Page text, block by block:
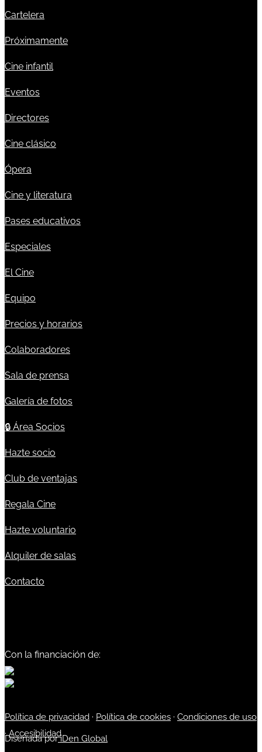
Cartelera
Próximamente
Cine infantil
Eventos
Directores
Cine clásico
Ópera
Cine y literatura
Pases educativos
Especiales
El Cine
Equipo
Precios y horarios
Colaboradores
Sala de prensa
Galería de fotos
🔒 Área Socios
Hazte socio
Club de ventajas
Regala Cine
Hazte voluntario
Alquiler de salas
Contacto
Con la financiación de:
Política de privacidad · Política de cookies · Condiciones de uso
·Accesibilidad
Diseñada poriDen Global